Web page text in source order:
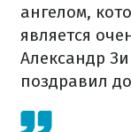
ангелом,
является
Александр
поздравил